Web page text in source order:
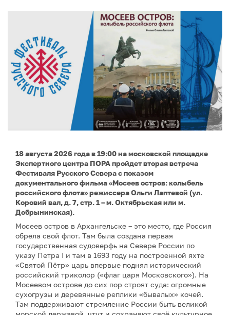
18 августа 2026 года в 19:00 на московской площадке
Экспертного центра ПОРА пройдет вторая встреча
Фестиваля Русского Севера с показом
документального фильма «Мосеев остров: колыбель
российского флота» режиссера Ольги Лаптевой (ул.
Коровий вал, д. 7, стр. 1 – м. Октябрьская или м.
Добрынинская).
Мосеев остров в Архангельске – это место, где Россия
обрела свой флот. Там была создана первая
государственная судоверфь на Севере России по
указу Петра I и там в 1693 году на построенной яхте
«Святой Пётр» царь впервые поднял исторический
российский триколор («флаг царя Московского»). На
Мосеевом острове до сих пор строят суда: огромные
сухогрузы и деревянные реплики «бывалых» кочей.
Там поддерживают стремление России быть великой